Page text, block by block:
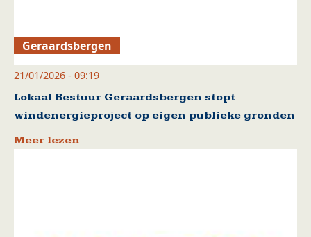
Geraardsbergen
21/01/2026 - 09:19
Lokaal Bestuur Geraardsbergen stopt
windenergieproject op eigen publieke gronden
Meer lezen